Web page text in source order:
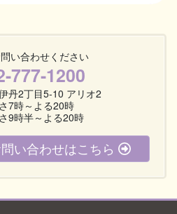
い合わせください
777-1200
丹2丁目5-10 アリオ2
7時～よる20時
9時半～よる20時
い合わせはこちら